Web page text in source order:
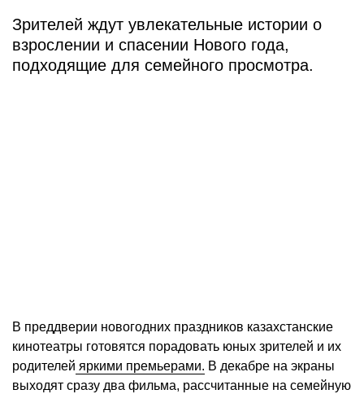
Зрителей ждут увлекательные истории о
взрослении и спасении Нового года,
подходящие для семейного просмотра.
В преддверии новогодних праздников казахстанские
кинотеатры готовятся порадовать юных зрителей и их
родителей яркими премьерами. В декабре на экраны
выходят сразу два фильма, рассчитанные на семейную